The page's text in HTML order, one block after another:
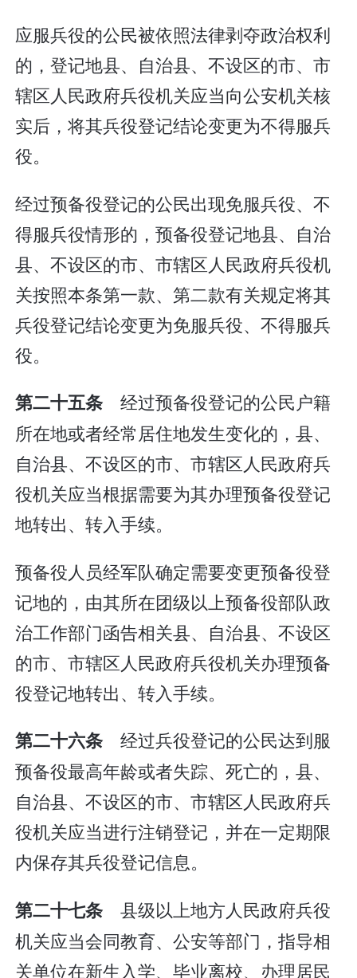
应服兵役的公民被依照法律剥夺政治权利
的，登记地县、自治县、不设区的市、市
辖区人民政府兵役机关应当向公安机关核
实后，将其兵役登记结论变更为不得服兵
役。
经过预备役登记的公民出现免服兵役、不
得服兵役情形的，预备役登记地县、自治
县、不设区的市、市辖区人民政府兵役机
关按照本条第一款、第二款有关规定将其
兵役登记结论变更为免服兵役、不得服兵
役。
第二十五条经过预备役登记的公民户籍
所在地或者经常居住地发生变化的，县、
自治县、不设区的市、市辖区人民政府兵
役机关应当根据需要为其办理预备役登记
地转出、转入手续。
预备役人员经军队确定需要变更预备役登
记地的，由其所在团级以上预备役部队政
治工作部门函告相关县、自治县、不设区
的市、市辖区人民政府兵役机关办理预备
役登记地转出、转入手续。
第二十六条经过兵役登记的公民达到服
预备役最高年龄或者失踪、死亡的，县、
自治县、不设区的市、市辖区人民政府兵
役机关应当进行注销登记，并在一定期限
内保存其兵役登记信息。
第二十七条县级以上地方人民政府兵役
机关应当会同教育、公安等部门，指导相
关单位在新生入学、毕业离校、办理居民